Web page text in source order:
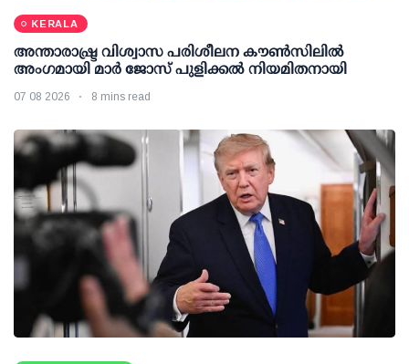
KERALA
അന്താരാഷ്ട്ര വിശ്വാസ പരിശീലന കൗണ്‍സിലില്‍
അംഗമായി മാര്‍ ജോസ് പുളിക്കല്‍ നിയമിതനായി
07 08 2026 8 mins read